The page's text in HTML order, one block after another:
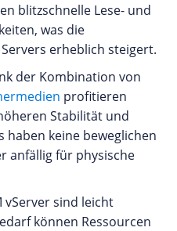
blitzschnelle Lese- und
was die
erheblich steigert.
der Kombination von
profitieren
Stabilität und
haben keine beweglichen
anfällig für physische
vServer sind leicht
können Ressourcen